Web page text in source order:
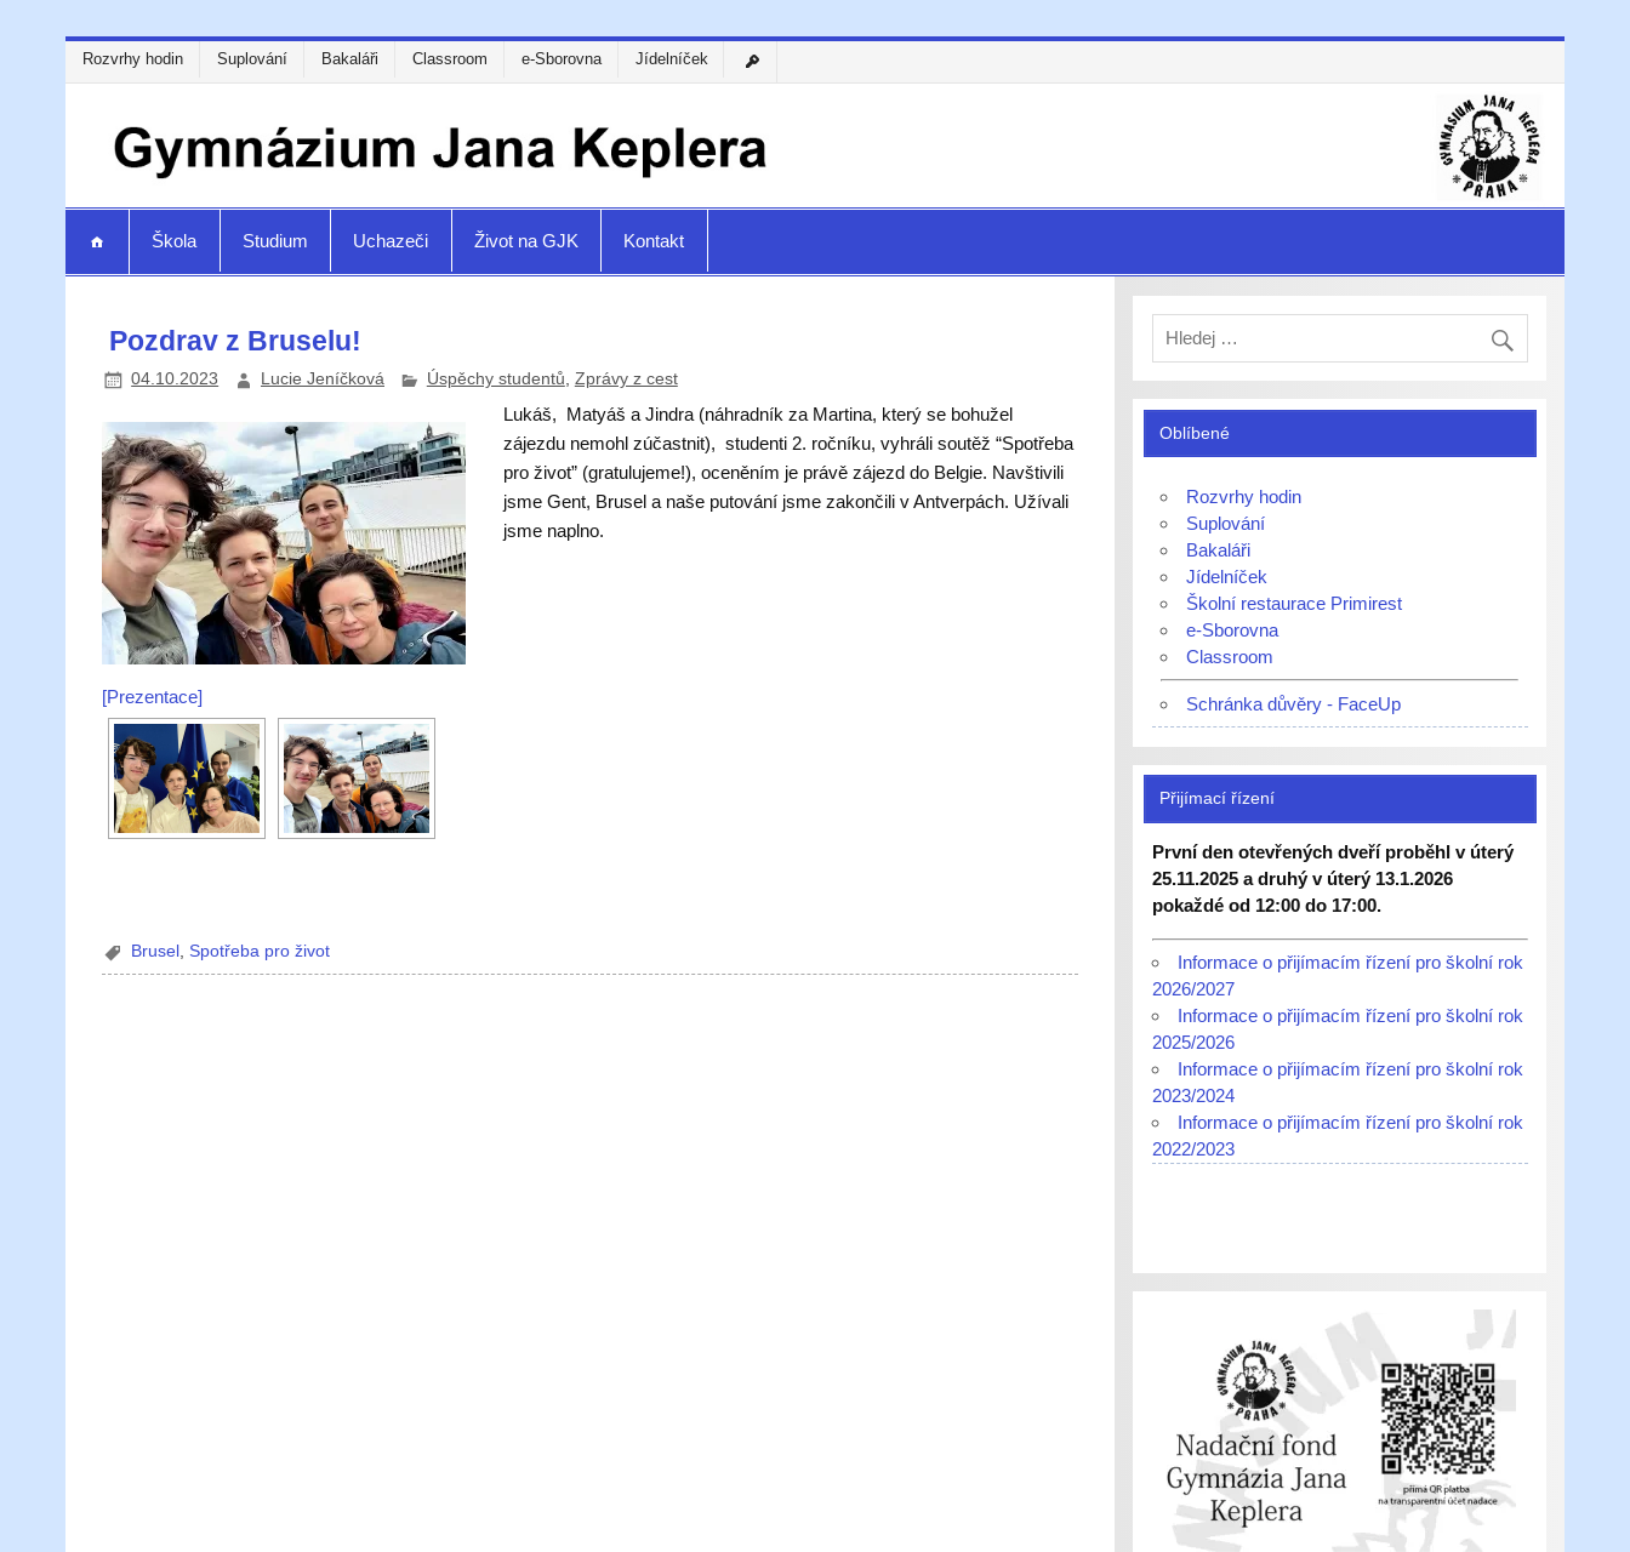
Rozvrhy hodin Suplování Bakaláři Classroom e-Sborovna Jídelníček
Škola Studium Uchazeči Život na GJK Kontakt
Pozdrav z Bruselu!
04.10.2023 Lucie Jeníčková Úspěchy studentů, Zprávy z cest
Lukáš, Matyáš a Jindra (náhradník za Martina, který se bohužel
zájezdu nemohl zúčastnit), studenti 2. ročníku, vyhráli soutěž “Spotřeba
pro život” (gratulujeme!), oceněním je právě zájezd do Belgie. Navštivili
jsme Gent, Brusel a naše putování jsme zakončili v Antverpách. Užívali
jsme naplno.
[Prezentace]
Brusel ,Spotřeba pro život
Oblíbené
Rozvrhy hodin
Suplování
Bakaláři
Jídelníček
Školní restaurace Primirest
e-Sborovna
Classroom
Schránka důvěry - FaceUp
Přijímací řízení
První den otevřených dveří proběhl v úterý
25.11.2025 a druhý v úterý 13.1.2026
pokaždé od 12:00 do 17:00.
Informace o přijímacím řízení pro školní rok
2026/2027
Informace o přijímacím řízení pro školní rok
2025/2026
Informace o přijímacím řízení pro školní rok
2023/2024
Informace o přijímacím řízení pro školní rok
2022/2023